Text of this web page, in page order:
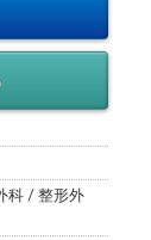
科 / 整形外